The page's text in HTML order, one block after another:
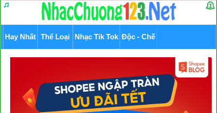
Hay Nhất Thể Loại Nhạc Tik Tok Độc - Chế